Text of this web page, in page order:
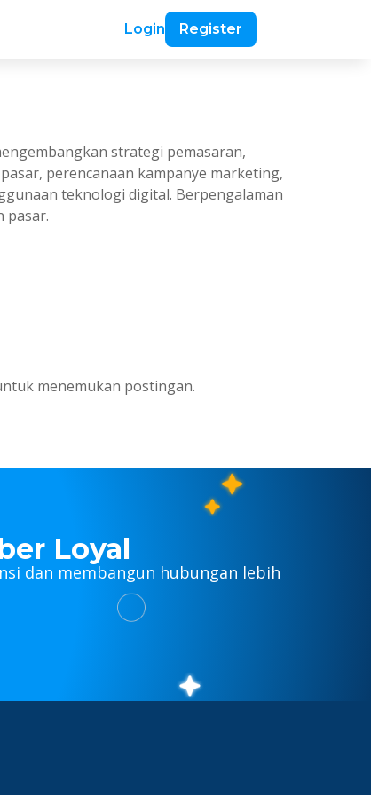
Login Register
strategi pemasaran,
perencanaan kampanye marketing,
teknologi digital. Berpengalaman
pasar.
menemukan postingan.
Loyal
dan membangun hubungan lebih